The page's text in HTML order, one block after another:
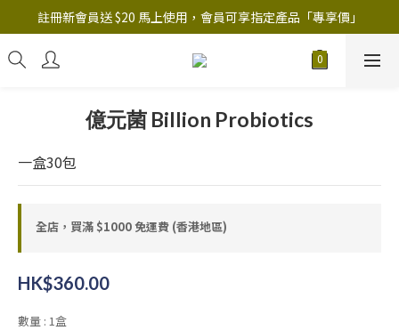
註冊新會員送 $20 馬上使用，會員可享指定產品「​專享價」
註冊新會員送 $20 馬上使用，會員可享指定產品「​專享價」
B.Y.O.B Mask Collection 任選優惠: 4件9折
億元菌 Billion Probiotics
一盒30包
全店，買滿 $1000 免運費 (香港地區)
HK$360.00
數量 : 1盒